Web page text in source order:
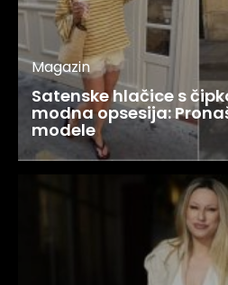
Magazin
Satenske hlačice s
modna opsesija:
modele